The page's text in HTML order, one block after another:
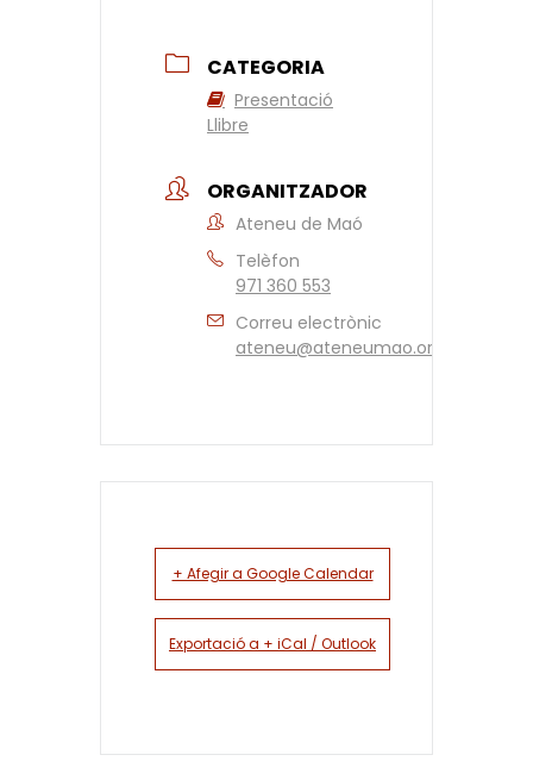
CATEGORIA
Presentació
Llibre
ORGANITZADOR
Ateneu de Maó
Telèfon
971 360 553
Correu electrònic
ateneu@ateneumao.org
+ Afegir a Google Calendar
Exportació a + iCal / Outlook